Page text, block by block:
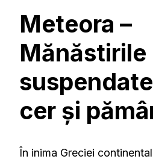
Meteora –
Mănăstirile
cer și
În inima Greciei